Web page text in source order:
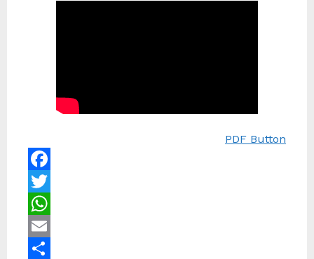
PDF Button
Facebook
Twitter
WhatsApp
Email